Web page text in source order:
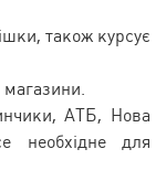
також курсує
магазини.
АТБ, Нова
необхідне для